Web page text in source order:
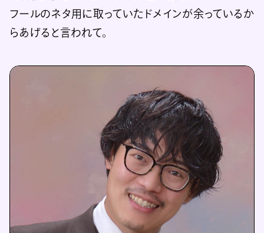
フールのネタ用に取っていたドメインが余っているか
らあげると言われて。